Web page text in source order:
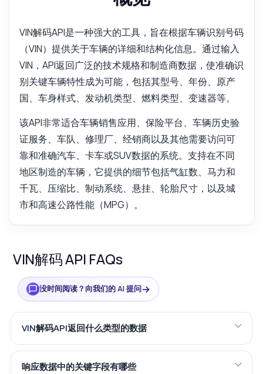
VIN解码API是一种强大的工具，旨在根据车辆识别号码
（VIN）提供关于车辆的详细和结构化信息。通过输入
VIN，API返回广泛的技术规格和制造商数据，使准确识
别关键车辆特性成为可能，包括其型号、年份、原产
国、车身样式、发动机类型、燃料类型、变速器等。
该API非常适合车辆销售应用、保险平台、车辆历史验
证服务、车队、修理厂、经销商以及其他需要访问可
靠和准确汽车、卡车或SUV数据的系统。支持在不同
地区制造的车辆，它提供的细节包括气缸数、马力和
千瓦、压缩比、制动系统、悬挂、轮胎尺寸，以及城
市和高速公路性能（MPG）。
VIN解码 API FAQs
没时间阅读？向我们的 AI 提问→
VIN解码API返回什么类型的数据
响应数据中的关键字段有哪些